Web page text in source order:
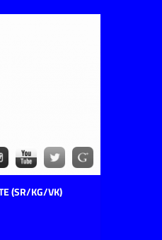
(SR/KG/VK)